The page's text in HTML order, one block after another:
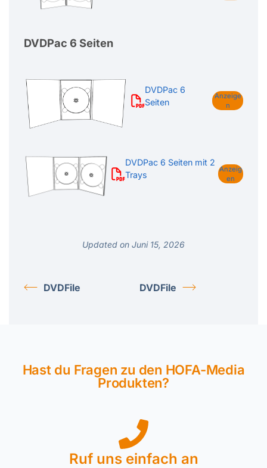
DVDPac 6 Seiten
DVDPac 6
Seiten
Anzeige
n
DVDPac 6 Seiten mit 2
Trays
Anzeig
en
Updated on Juni 15, 2026
DVDFile DVDFile
Hast du Fragen zu den HOFA-Media
Produkten?
Ruf uns einfach an